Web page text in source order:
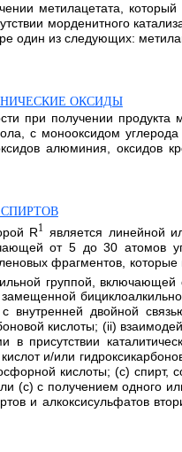
метилацетата,
морденитного
из следующих:
ОКСИДЫ
при получении продукта
с монооксидом углерода
алюминия, оксидов
R1 является линейной
от 5 до 30 атомов
фрагментов, которые
группой, включающей
внутренней двойной
кислоты; (ii)
и/или
кислоты; (c) спирт,
(c) с получением одного
и алкоксисульфатов